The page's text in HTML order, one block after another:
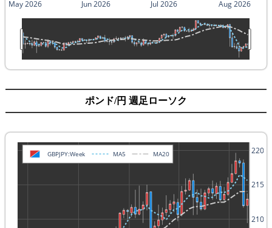
May 2026 Jun 2026 Jul 2026 Aug 2026
ポンド/円 週足ローソク
210
215
220
GBPJPY:Week MA5 MA20